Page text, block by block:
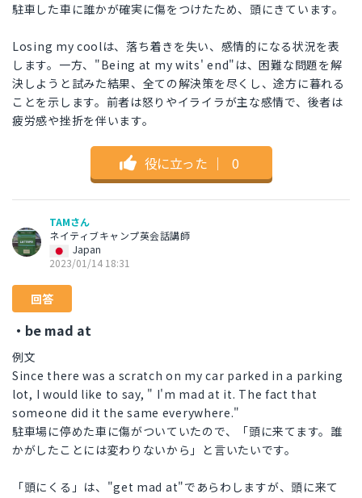
駐車した車に誰かが確実に傷をつけたため、頭にきています。
Losing my coolは、落ち着きを失い、感情的になる状況を表
します。一方、"Being at my wits' end"は、困難な問題を解
決しようと試みた結果、全ての解決策を尽くし、途方に暮れる
ことを示します。前者は怒りやイライラが主な感情で、後者は
疲労感や挫折を伴います。
役に立った ｜ 0
TAMさん
ネイティブキャンプ英会話講師
Japan
2023/01/14 18:31
回答
・be mad at
例文
Since there was a scratch on my car parked in a parking
lot, I would like to say, " I'm mad at it. The fact that
someone did it the same everywhere."
駐車場に停めた車に傷がついていたので、「頭に来てます。誰
かがしたことには変わりないから」と言いたいです。
「頭にくる」は、"get mad at"であらわしますが、頭に来て